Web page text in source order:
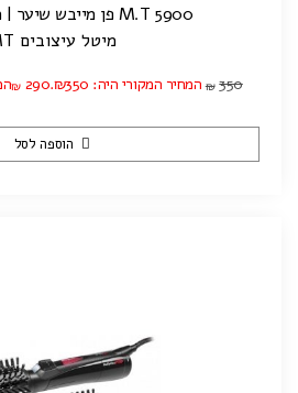
M.T 5900 פן מייבש שיער | מיטל עיצובים
מיטל עיצובים MT
₪ 350 המחיר המקורי היה: ₪350. ₪ 290
הוספה לסל